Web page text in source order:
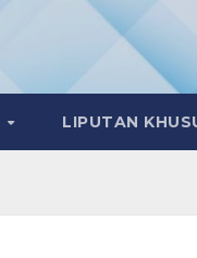
LIPUTAN